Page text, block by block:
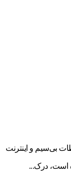
بی‌سیم و اینترنت
است، درک...